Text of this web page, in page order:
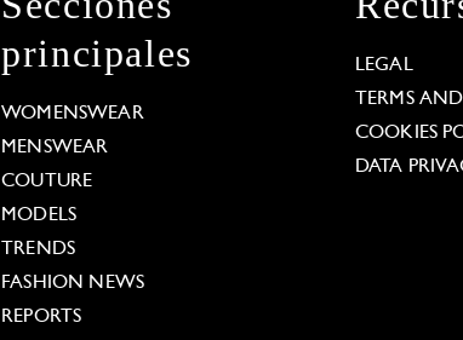
principales
WOMENSWEAR
MENSWEAR
COUTURE
MODELS
TRENDS
FASHION NEWS
REPORTS
LEGAL
TERMS
COOKIES
DATA